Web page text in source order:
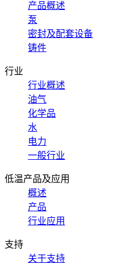
产品概述
泵
密封及配套设备
铸件
行业
行业概述
油气
化学品
水
电力
一般行业
低温产品及应用
概述
产品
行业应用
支持
关于支持